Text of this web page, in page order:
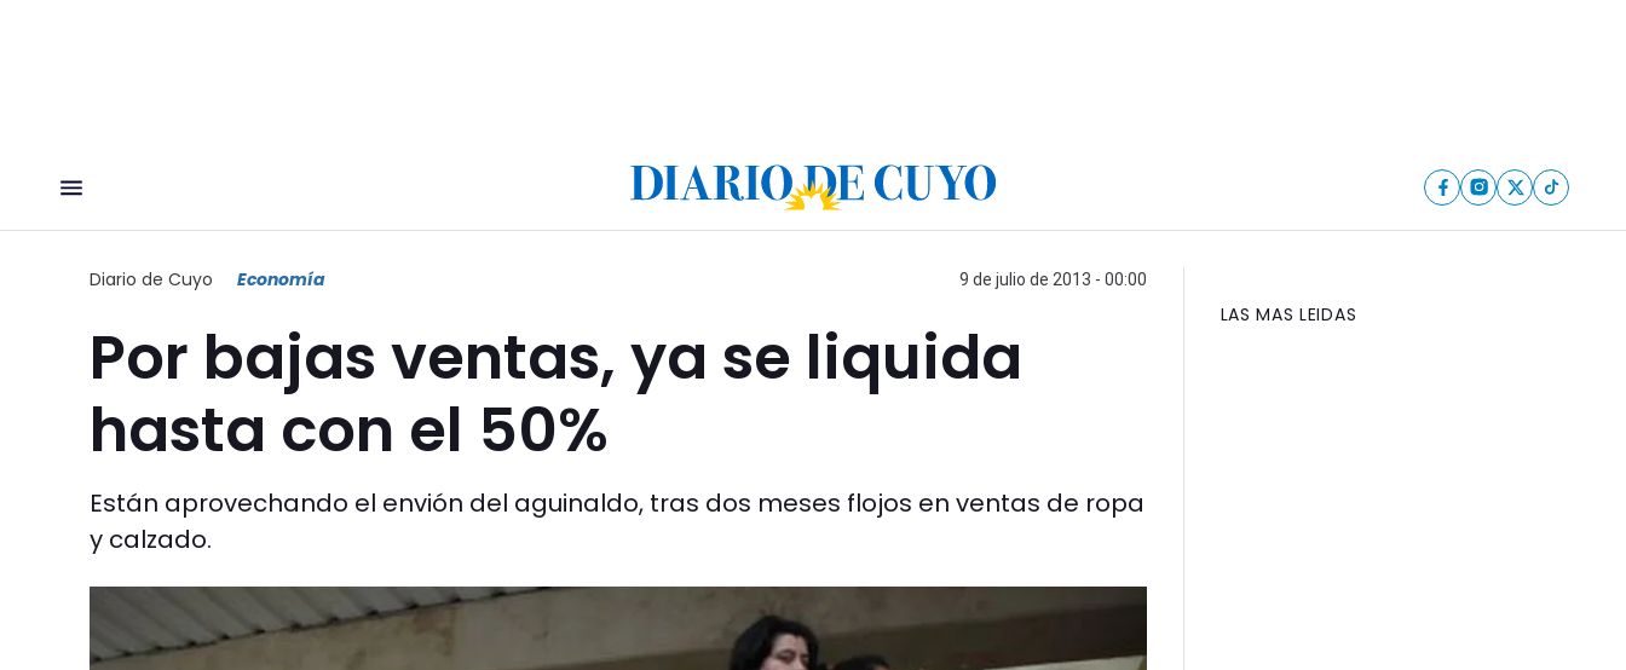
Diario de Cuyo Economía 9 de julio de 2013 - 00:00
Por bajas ventas, ya se liquida
hasta con el 50%
Están aprovechando el envión del aguinaldo, tras dos meses flojos en ventas de ropa
y calzado.
LAS MAS LEIDAS